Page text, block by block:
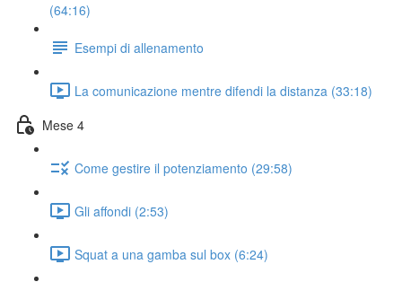
(64:16)
Esempi di allenamento
La comunicazione mentre difendi la distanza (33:18)
Mese 4
Come gestire il potenziamento (29:58)
Gli affondi (2:53)
Squat a una gamba sul box (6:24)